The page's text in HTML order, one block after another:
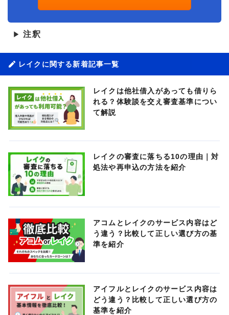
▶ 注釈
レイクに関する新着記事一覧
レイクは他社借入があっても借りら
れる？体験談を交え審査基準につい
て解説
レイクの審査に落ちる10の理由｜対
処法や再申込の方法を紹介
アコムとレイクのサービス内容はど
う違う？比較して正しい選び方の基
準を紹介
アイフルとレイクのサービス内容は
どう違う？比較して正しい選び方の
基準を紹介